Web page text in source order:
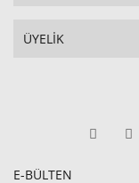
ÜYELİK
E-BÜLTEN